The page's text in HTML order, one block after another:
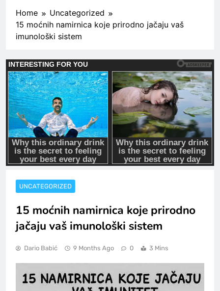
Home
Uncategorized
15 moćnih namirnica koje prirodno jačaju vaš
imunološki sistem
UNCATEGORIZED
15 moćnih namirnica koje prirodno
jačaju vaš imunološki sistem
Dario Babić 9 Months Ago 0 3 Mins